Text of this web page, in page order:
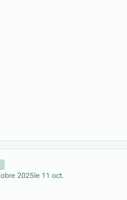
2025le 11 oct.